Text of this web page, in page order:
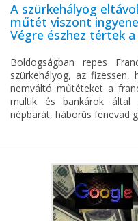
A szürkehályog
műtét viszont
Végre észhez tértek
Boldogságban repes
szürkehályog, az
nemváltó műtéteket a
multik és bankárok által
népbarát, háborús fenevad